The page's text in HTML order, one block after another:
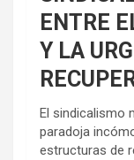
ENTRE
Y LA
El sindicalismo
paradoja
estructuras de